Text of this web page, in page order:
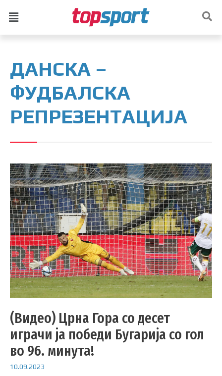
ДАНСКА –
ФУДБАЛСКА
РЕПРЕЗЕНТАЦИЈА
(Видео) Црнa Гора со десет
играчи ја победи Бугарија со гол
во 96. минута!
10.09.2023